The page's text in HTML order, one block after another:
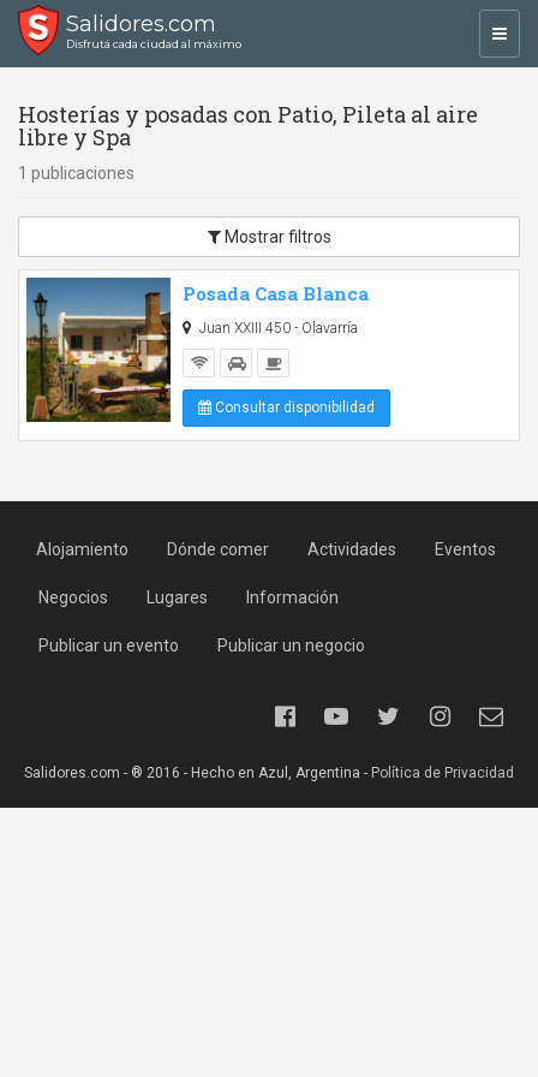
Salidores.com
Disfrutá cada ciudad al máximo
Hosterías y posadas con Patio, Pileta al aire
libre y Spa
1 publicaciones
Mostrar filtros
Posada Casa Blanca
Juan XXIII 450 - Olavarría
Consultar disponibilidad
Alojamiento Dónde comer Actividades Eventos
Negocios Lugares Información
Publicar un evento Publicar un negocio
Salidores.com - ® 2016 - Hecho en Azul, Argentina - Política de Privacidad